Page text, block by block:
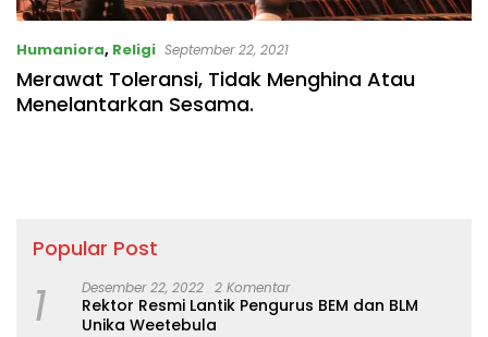
Humaniora, Religi September 22, 2021
Merawat Toleransi, Tidak Menghina Atau
Menelantarkan Sesama.
Popular Post
1 Desember 22, 2022 2 Komentar
Rektor Resmi Lantik Pengurus BEM dan BLM
Unika Weetebula